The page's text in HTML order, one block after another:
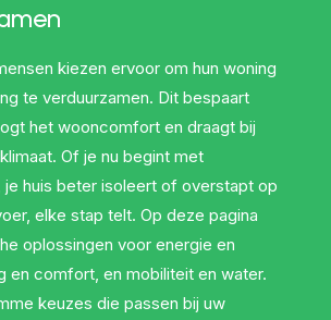
kiezen ervoor om hun woning
te verduurzamen. Dit bespaart
het wooncomfort en draagt bij
Of je nu begint met
je huis beter isoleert of overstapt op
elke stap telt. Op deze pagina
oplossingen voor energie en
en comfort, en mobiliteit en water.
keuzes die passen bij uw